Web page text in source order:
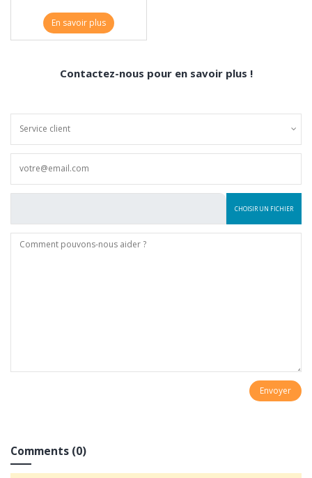
En savoir plus
Contactez-nous pour en savoir plus !
CHOISIR UN FICHIER
Comments (0)